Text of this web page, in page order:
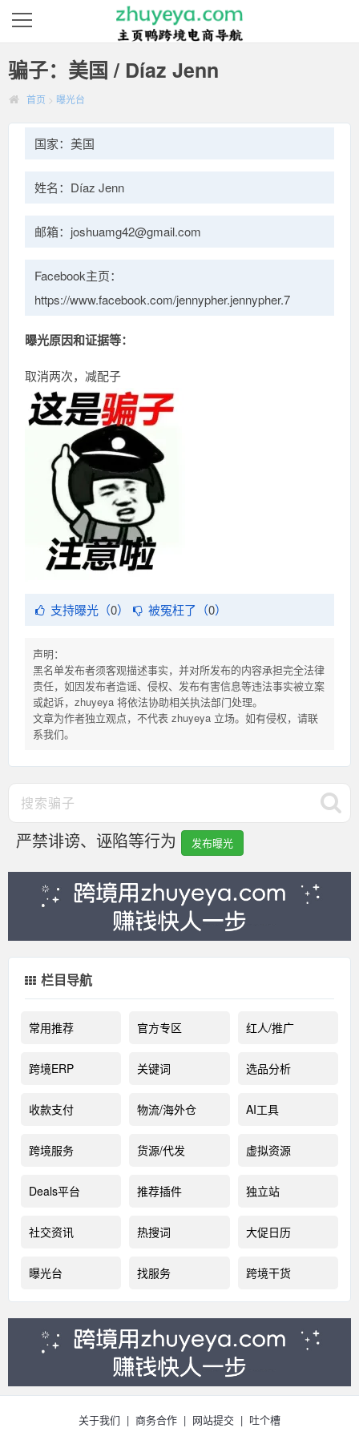
骗子：美国 / Díaz Jenn
首页 > 曝光台
国家：美国
姓名：Díaz Jenn
邮箱：joshuamg42@gmail.com
Facebook主页：
https://www.facebook.com/jennypher.jennypher.7
曝光原因和证据等：
取消两次，减配子
支持曝光（0） 被冤枉了（0）
声明：
黑名单发布者须客观描述事实，并对所发布的内容承担完全法律
责任，如因发布者造谣、侵权、发布有害信息等违法事实被立案
或起诉，zhuyeya 将依法协助相关执法部门处理。
文章为作者独立观点，不代表 zhuyeya 立场。如有侵权，请联
系我们。
严禁诽谤、诬陷等行为 发布曝光
栏目导航
常用推荐 官方专区 红人/推广
跨境ERP 关键词 选品分析
收款支付 物流/海外仓 AI工具
跨境服务 货源/代发 虚拟资源
Deals平台 推荐插件 独立站
社交资讯 热搜词 大促日历
曝光台 找服务 跨境干货
关于我们 | 商务合作 | 网站提交 | 吐个槽